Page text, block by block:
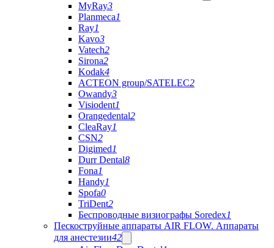
MyRay3
Planmeca1
Ray1
Kavo3
Vatech2
Sirona2
Kodak4
ACTEON group/SATELEC2
Owandy3
Visiodent1
Orangedental2
CleaRay1
CSN2
Digimed1
Durr Dental8
Fona1
Handy1
Spofa0
TriDent2
Беспроводные визиографы Soredex1
Пескоструйные аппараты AIR FLOW. Аппараты
для анестезии42